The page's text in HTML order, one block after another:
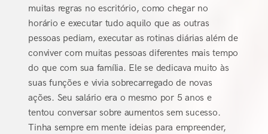
muitas regras no escritório, como chegar no
horário e executar tudo aquilo que as outras
pessoas pediam, executar as rotinas diárias além de
conviver com muitas pessoas diferentes mais tempo
do que com sua família. Ele se dedicava muito às
suas funções e vivia sobrecarregado de novas
ações. Seu salário era o mesmo por 5 anos e
tentou conversar sobre aumentos sem sucesso.
Tinha sempre em mente ideias para empreender,